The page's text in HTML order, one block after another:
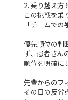
2. 乗り越え方
この挑戦を乗
「チームでの
優先順位の判
ず、患者さん
順位を明確に
先輩からのフ
その日の反省